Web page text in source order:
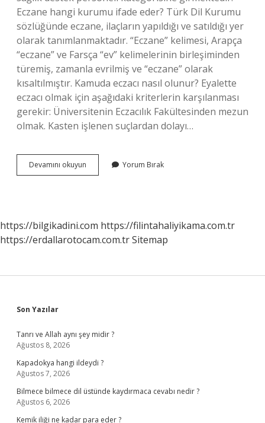
Eczane hangi kurumu ifade eder? Türk Dil Kurumu
sözlüğünde eczane, ilaçların yapıldığı ve satıldığı yer
olarak tanımlanmaktadır. “Eczane” kelimesi, Arapça
“eczane” ve Farsça “ev” kelimelerinin birleşiminden
türemiş, zamanla evrilmiş ve “eczane” olarak
kısaltılmıştır. Kamuda eczacı nasıl olunur? Eyalette
eczacı olmak için aşağıdaki kriterlerin karşılanması
gerekir: Üniversitenin Eczacılık Fakültesinden mezun
olmak. Kasten işlenen suçlardan dolayı…
Devamını okuyun
Kamu
Yorum Bırak
https://bilgikadini.com https://filintahaliyikama.com.tr
https://erdallarotocam.com.trSitemap
Sidebar
Son Yazılar
Tanrı ve Allah aynı şey midir ?
Ağustos 8, 2026
Kapadokya hangi ildeydi ?
Ağustos 7, 2026
Bilmece bilmece dil üstünde kaydırmaca cevabı nedir ?
Ağustos 6, 2026
Kemik iliği ne kadar para eder ?